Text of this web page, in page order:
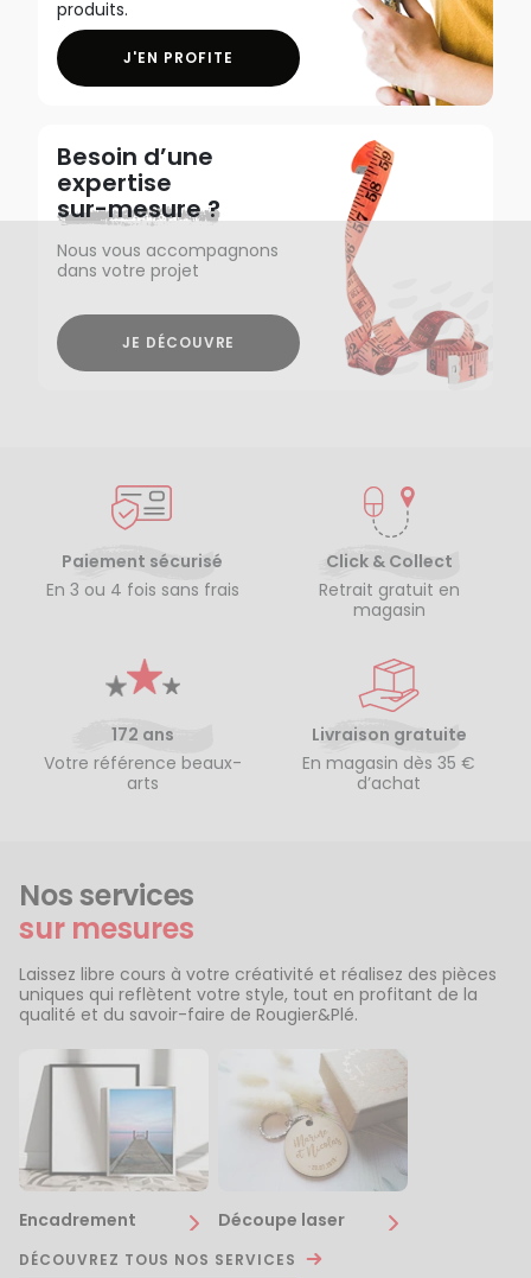
produits.
J'EN PROFITE
Besoin d’une
expertise
sur-mesure ?
Nous vous accompagnons
dans votre projet
JE DÉCOUVRE
Paiement sécurisé
En 3 ou 4 fois sans frais
Click & Collect
Retrait gratuit en
magasin
172 ans
Votre référence beaux-
arts
Livraison gratuite
En magasin dès 35 €
d’achat
Nos services
sur mesures
Laissez libre cours à votre créativité et réalisez des pièces
uniques qui reflètent votre style, tout en profitant de la
qualité et du savoir-faire de Rougier&Plé.
Encadrement Découpe laser
DÉCOUVREZ TOUS NOS SERVICES